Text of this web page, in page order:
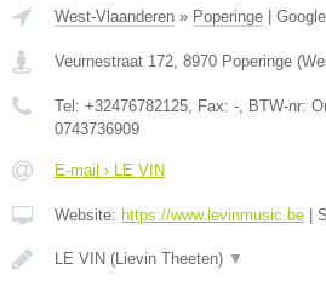
West-Vlaanderen » Poperinge
Veurnestraat 172, 8970 Poperinge (
Tel: +32476782125, Fax: -, BTW-nr:
0743736909
E-mail › LE VIN
Website: https://www.levinmusic.be
LE VIN (Lievin Theeten) ▼